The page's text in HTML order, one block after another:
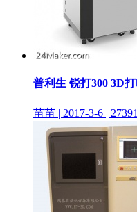
普利生 锐打300 3D
苗苗 | 2017-3-6 | 27391